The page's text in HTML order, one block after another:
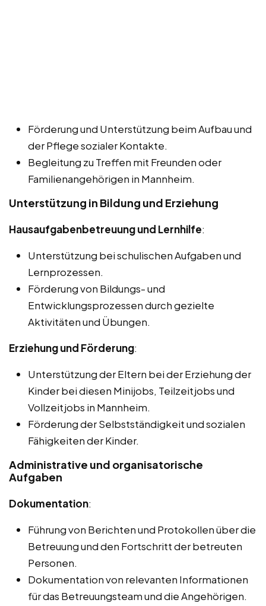
Förderung und Unterstützung beim Aufbau und
der Pflege sozialer Kontakte.
Begleitung zu Treffen mit Freunden oder
Familienangehörigen in Mannheim.
Unterstützung in Bildung und Erziehung
Hausaufgabenbetreuung und Lernhilfe:
Unterstützung bei schulischen Aufgaben und
Lernprozessen.
Förderung von Bildungs- und
Entwicklungsprozessen durch gezielte
Aktivitäten und Übungen.
Erziehung und Förderung:
Unterstützung der Eltern bei der Erziehung der
Kinder bei diesen Minijobs, Teilzeitjobs und
Vollzeitjobs in Mannheim.
Förderung der Selbstständigkeit und sozialen
Fähigkeiten der Kinder.
Administrative und organisatorische
Aufgaben
Dokumentation:
Führung von Berichten und Protokollen über die
Betreuung und den Fortschritt der betreuten
Personen.
Dokumentation von relevanten Informationen
für das Betreuungsteam und die Angehörigen.